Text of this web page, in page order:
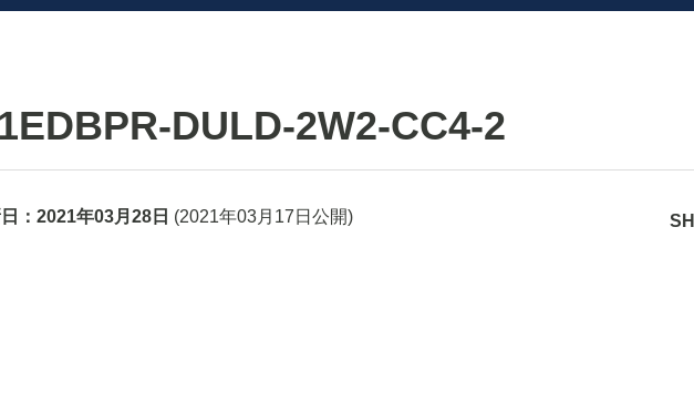
DULD-2W2-CC4-2
： 2021年03月28日 (2021年03月17日 公開)